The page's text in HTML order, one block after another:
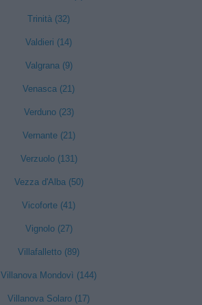
Trinità (32)
Valdieri (14)
Valgrana (9)
Venasca (21)
Verduno (23)
Vernante (21)
Verzuolo (131)
Vezza d'Alba (50)
Vicoforte (41)
Vignolo (27)
Villafalletto (89)
Villanova Mondovì (144)
Villanova Solaro (17)